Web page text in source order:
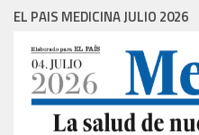
EL PAIS MEDICINA JULIO 2026